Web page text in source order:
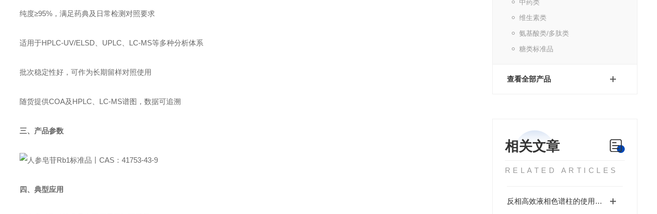
中药类
维生素类
氨基酸类/多肽类
糖类标准品
查看全部产品
相关文章
RELATED ARTICLES
反相高效液相色谱柱的使用注意事项
纯度≥95%，满足药典及日常检测对照要求
适用于HPLC-UV/ELSD、UPLC、LC-MS等多种分析体系
批次稳定性好，可作为长期留样对照使用
随货提供COA及HPLC、LC-MS谱图，数据可追溯
三、产品参数
四、典型应用